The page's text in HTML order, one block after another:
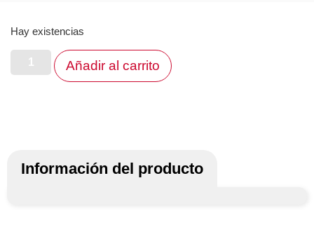
Hay existencias
Añadir al carrito
Información del producto